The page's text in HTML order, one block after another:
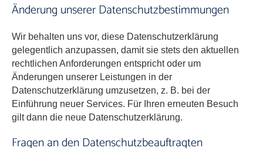
Änderung unserer Datenschutzbestimmungen
Wir behalten uns vor, diese Datenschutzerklärung
gelegentlich anzupassen, damit sie stets den aktuellen
rechtlichen Anforderungen entspricht oder um
Änderungen unserer Leistungen in der
Datenschutzerklärung umzusetzen, z. B. bei der
Einführung neuer Services. Für Ihren erneuten Besuch
gilt dann die neue Datenschutzerklärung.
Fragen an den Datenschutzbeauftragten